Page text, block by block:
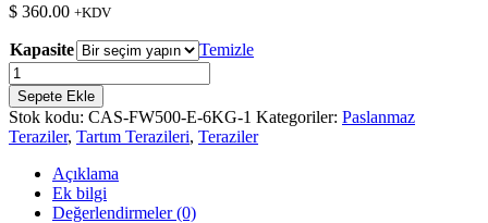
$ 360.00 +KDV
Kapasite
Temizle
CAS
FW500-
E
Paslanmaz
Su
Geçirmez
Terazi
adet
Sepete Ekle
Stok kodu: CAS-FW500-E-6KG-1 Kategoriler: Paslanmaz
Teraziler, Tartım Terazileri, Teraziler
Açıklama
Ek bilgi
Değerlendirmeler (0)